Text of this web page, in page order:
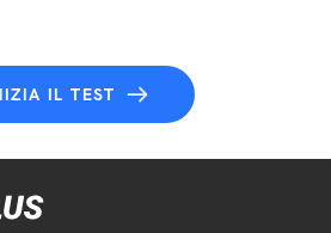
IL TEST